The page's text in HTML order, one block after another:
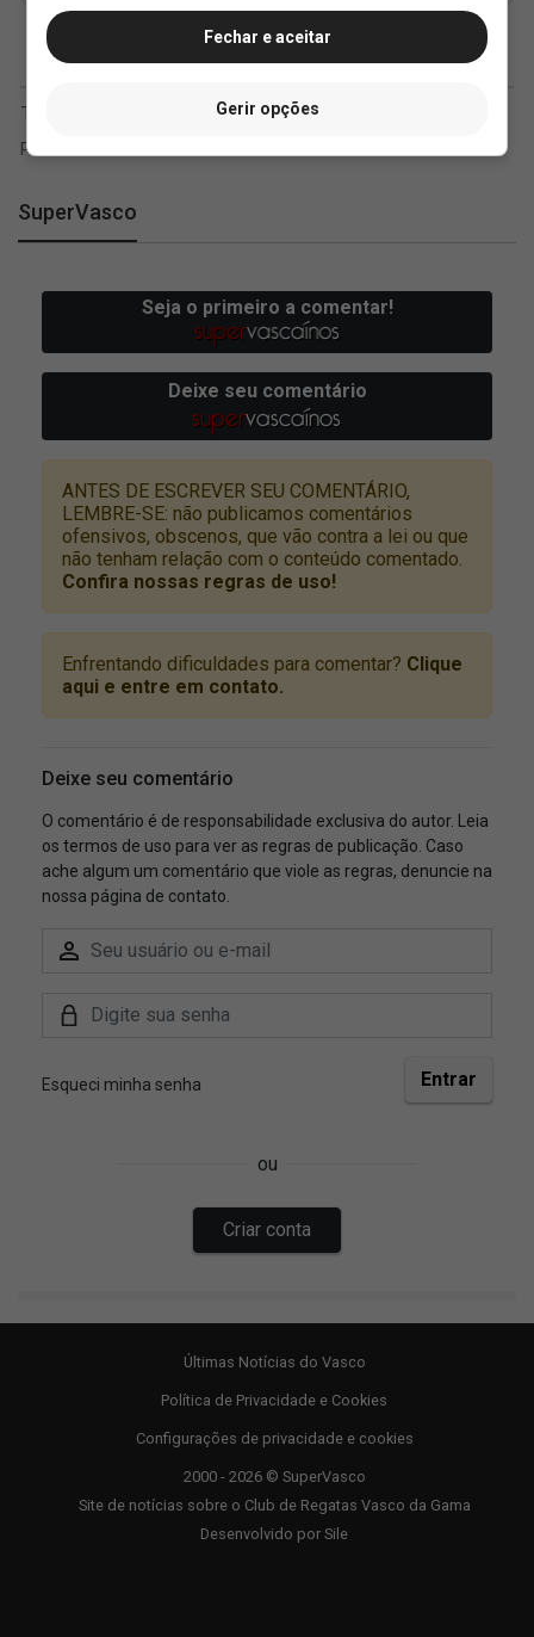
SuperVasco
Últimas Notícias do Vasco
Política de Privacidade e Cookies
Configurações de privacidade e cookies
2000 - 2026 © SuperVasco
Site de notícias sobre o Club de Regatas Vasco da Gama
Desenvolvido por Sile
Fechar e aceitar
Gerir opções